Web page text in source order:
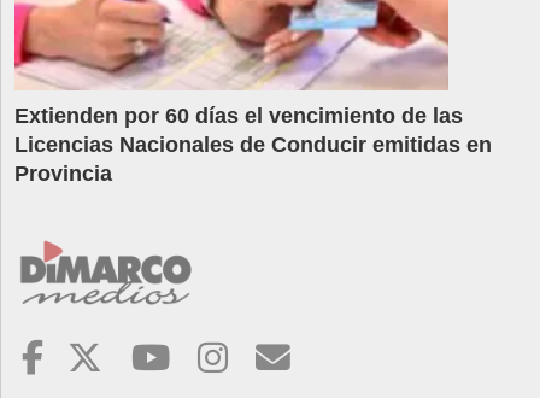
Extienden por 60 días el vencimiento de las
Licencias Nacionales de Conducir emitidas en
Provincia